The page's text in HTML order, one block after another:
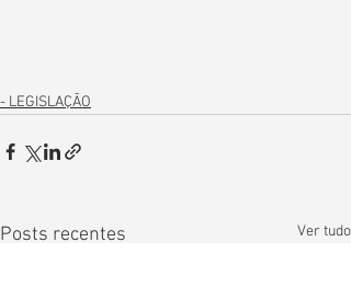
- LEGISLAÇÃO
Posts recentes Ver tudo